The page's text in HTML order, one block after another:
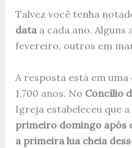
Talvez você tenha
dataa cada ano. Alguns
fevereiro, outros em
A resposta está em
1.700 anos. No Concílio
Igreja estabeleceu que
primeiro domingo após
a primeira lua cheia